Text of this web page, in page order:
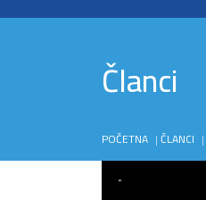
Članci
POČETNA |ČLANCI |